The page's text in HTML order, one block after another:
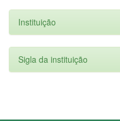
Instituição
Sigla da instituição